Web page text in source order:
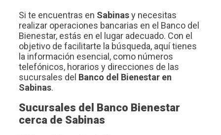
Si te encuentras en Sabinasy necesitas
realizar operaciones bancarias en el Banco del
Bienestar, estás en el lugar adecuado. Con el
objetivo de facilitarte la búsqueda, aquí tienes
la información esencial, como números
telefónicos, horarios y direcciones de las
sucursales del Banco del Bienestar en
Sabinas.
Sucursales del Banco Bienestar
cerca de Sabinas